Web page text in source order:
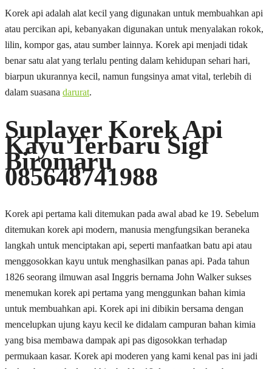
Korek api adalah alat kecil yang digunakan untuk membuahkan api
atau percikan api, kebanyakan digunakan untuk menyalakan rokok,
lilin, kompor gas, atau sumber lainnya. Korek api menjadi tidak
benar satu alat yang terlalu penting dalam kehidupan sehari hari,
biarpun ukurannya kecil, namun fungsinya amat vital, terlebih di
dalam suasana darurat.
Suplayer Korek Api
Kayu Terbaru Sigi
Biromaru
085648741988
Korek api pertama kali ditemukan pada awal abad ke 19. Sebelum
ditemukan korek api modern, manusia mengfungsikan beraneka
langkah untuk menciptakan api, seperti manfaatkan batu api atau
menggosokkan kayu untuk menghasilkan panas api. Pada tahun
1826 seorang ilmuwan asal Inggris bernama John Walker sukses
menemukan korek api pertama yang menggunkan bahan kimia
untuk membuahkan api. Korek api ini dibikin bersama dengan
mencelupkan ujung kayu kecil ke didalam campuran bahan kimia
yang bisa membawa dampak api pas digosokkan terhadap
permukaan kasar. Korek api moderen yang kami kenal pas ini jadi